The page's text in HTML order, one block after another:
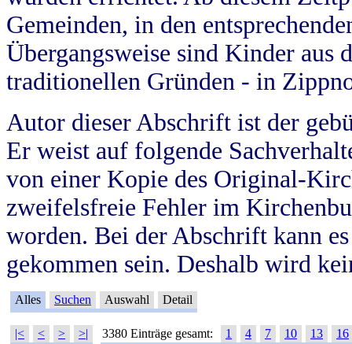
Gemeinden, in den
Übergangsweise sind Kinder aus
traditionellen Gründen - in
Autor dieser Abschrift ist der
Er weist auf folgende
von einer Kopie des Original-
zweifelsfreie Fehler im
worden. Bei der Abschrift kann
gekommen sein. Deshalb wird
Alles Suchen Auswahl Detail
|< < > >| 3380 Einträge gesamt: 1 4 7 10 13
16